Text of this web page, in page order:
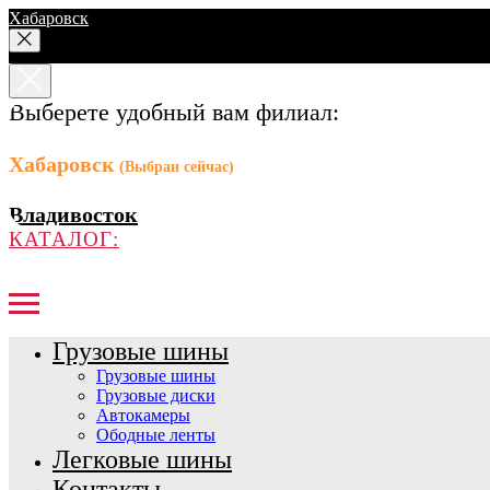
Хабаровск
Выберете удобный вам филиал:
Хабаровск (Выбран сейчас)
Владивосток
КАТАЛОГ:
Грузовые шины
Грузовые шины
Грузовые диски
Автокамеры
Ободные ленты
Легковые шины